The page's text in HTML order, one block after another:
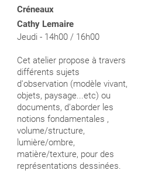
Créneaux
Cathy Lemaire
Jeudi - 14h00 / 16h00
Cet atelier propose à travers
différents sujets
d'observation (modèle vivant,
objets, paysage...etc) ou
documents, d'aborder les
notions fondamentales ,
volume/structure,
lumière/ombre,
matière/texture, pour des
représentations dessinées.